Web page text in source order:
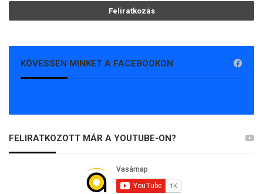
KÖVESSEN MINKET A FACEBOOKON
FELIRATKOZOTT MÁR A YOUTUBE-ON?